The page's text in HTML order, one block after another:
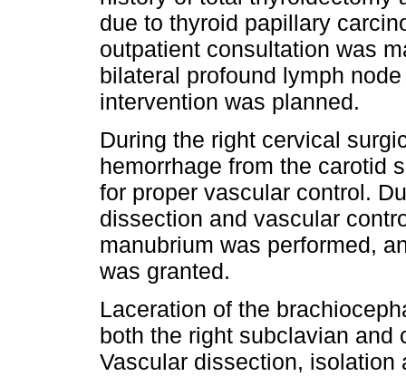
due to thyroid papillary
outpatient consultation was
bilateral profound lymph
intervention was planned.
During the right cervical
hemorrhage from the carotid
for proper vascular control.
dissection and vascular
manubrium was performed,
was granted.
Laceration of the
both the right subclavian and
Vascular dissection, isolation